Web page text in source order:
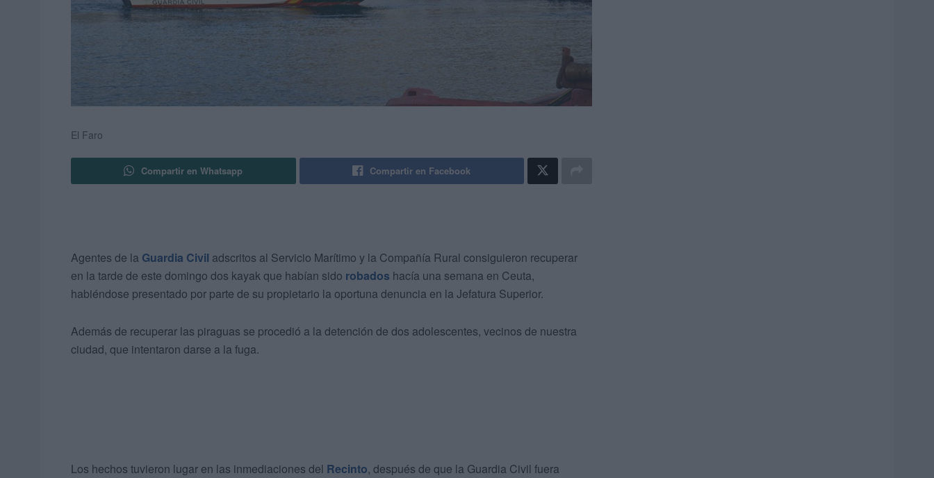
El Faro
Compartir en Whatsapp Compartir en Facebook
Agentes de la Guardia Civil adscritos al Servicio Marítimo y la Compañía Rural consiguieron recuperar
en la tarde de este domingo dos kayak que habían sido robados hacía una semana en Ceuta,
habiéndose presentado por parte de su propietario la oportuna denuncia en la Jefatura Superior.
Además de recuperar las piraguas se procedió a la detención de dos adolescentes, vecinos de nuestra
ciudad, que intentaron darse a la fuga.
Los hechos tuvieron lugar en las inmediaciones del Recinto, después de que la Guardia Civil fuera